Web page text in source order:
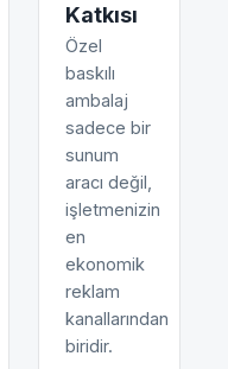
Katkısı
Özel
baskılı
ambalaj
sadece bir
sunum
aracı değil,
işletmenizin
en
ekonomik
reklam
kanallarından
biridir.